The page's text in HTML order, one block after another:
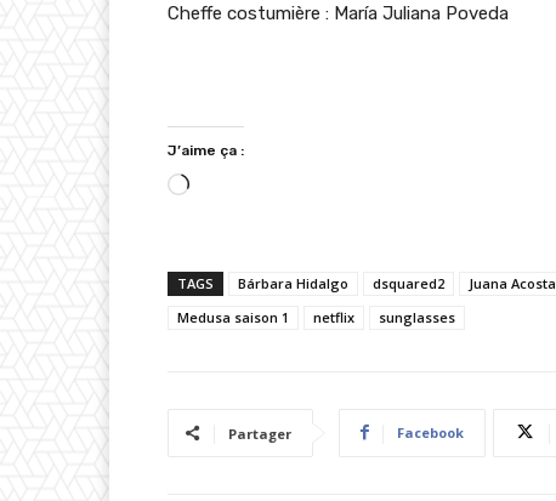
Cheffe costumière : María Juliana Poveda
J’aime ça :
C
r
g
TAGS Bárbara Hidalgo dsquared2 Juana Acosta
Medusa saison 1
netflix sunglasses
Partager Facebook